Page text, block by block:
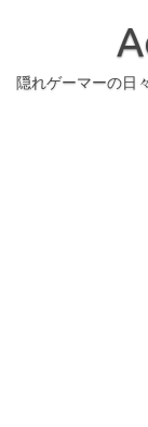
隠れゲーマーの日